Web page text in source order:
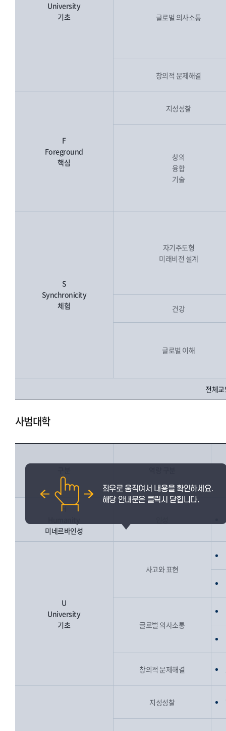
University
기초
글로벌 의사소통
창의적 문제해결
F
Foreground
핵심
지성성찰
창의
융합
기술
S
Synchronicity
체험
자기주도형
미래비전 설계
건강
글로벌 이해
전체
사범대학
H
미네르바인성
U
University
기초
사고와 표현
글로벌 의사소통
창의적 문제해결
지성성찰